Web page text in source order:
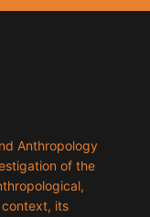
Anthropology
of the
context, its